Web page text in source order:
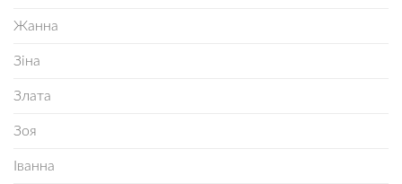
Жанна
Зіна
Злата
Зоя
Іванна